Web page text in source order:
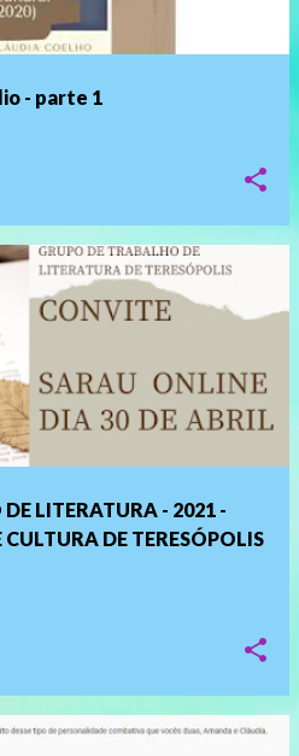
- parte 1
LITERATURA - 2021 -
DE TERESÓPOLIS